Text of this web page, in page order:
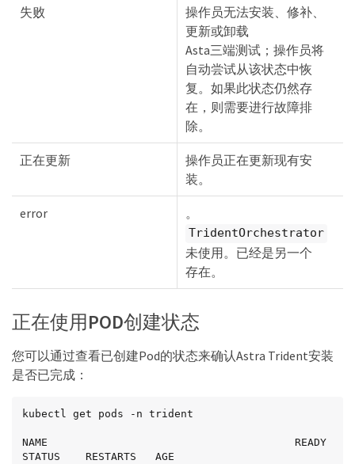
失败
操作员无法安装、修补、
更新或卸载
Asta三端测试；操作员将
自动尝试从该状态中恢
复。如果此状态仍然存
在，则需要进行故障排
除。
正在更新
操作员正在更新现有安
装。
error 。
TridentOrchestrator
未使用。已经是另一个
存在。
正在使用POD创建状态
您可以通过查看已创建Pod的状态来确认Astra Trident安装
是否已完成：
kubectl get pods -n trident
NAME                                       READY
STATUS    RESTARTS   AGE